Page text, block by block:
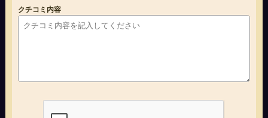
クチコミ内容